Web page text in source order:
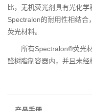
比，无机荧光剂具有光化
Spectralon的耐用性相结合
荧光材料。
所有Spectralon®荧光
醛树脂制容器内，并且未经